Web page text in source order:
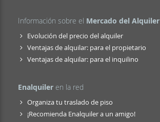
Información sobre el Mercado del Alquiler
Evolución del precio del alquiler
Ventajas de alquilar: para el propietario
Ventajas de alquilar: para el inquilino
Enalquiler en la red
Organiza tu traslado de piso
¡Recomienda Enalquiler a un amigo!